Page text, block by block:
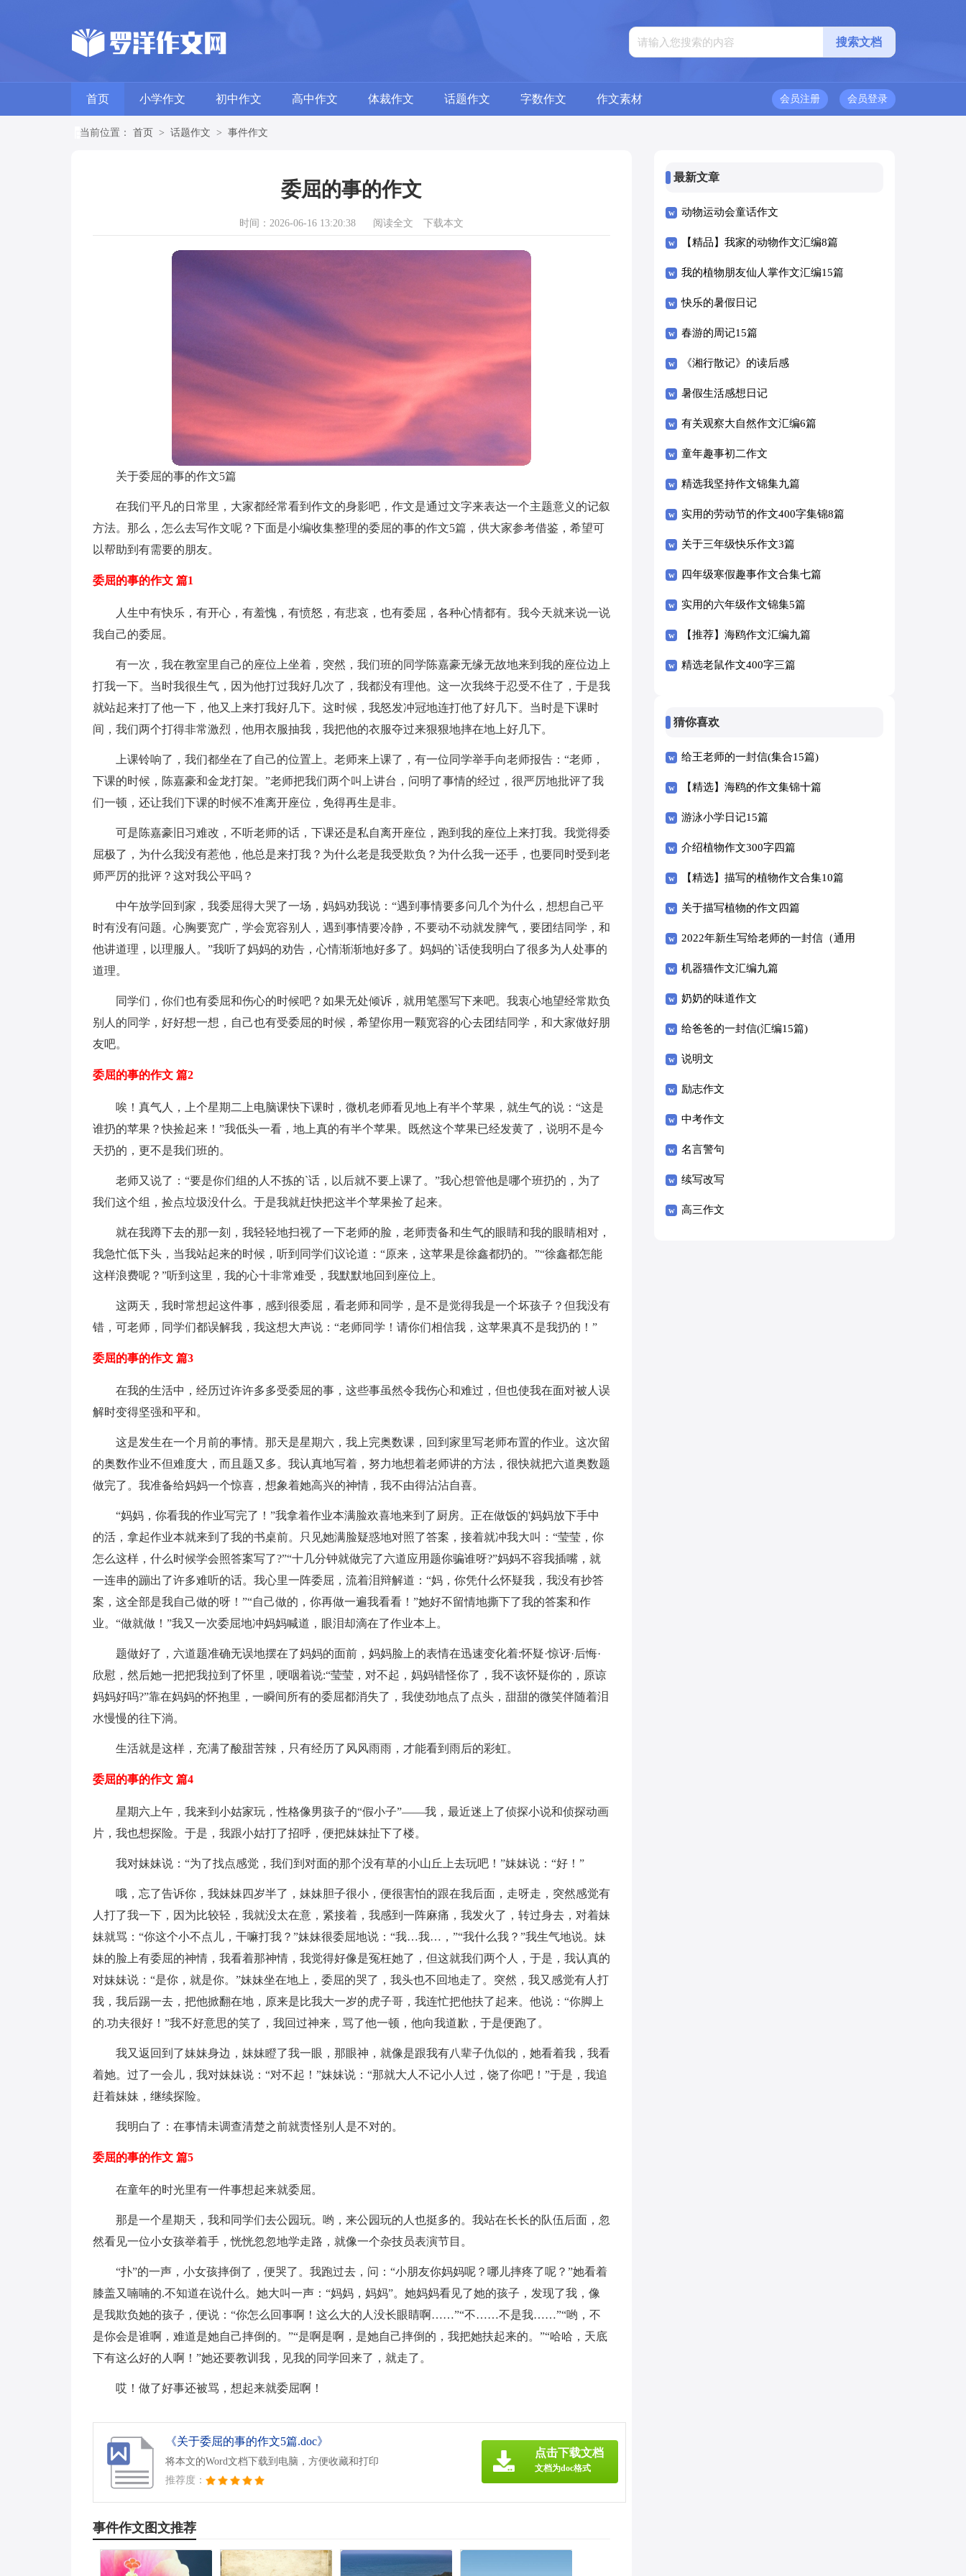
首页 小学作文 初中作文 高中作文 体裁作文 话题作文 字数作文 作文素材 会员登录
会员注册
当前位置： 首页 > 话题作文 > 事件作文
委屈的事的作文
时间：2026-06-16 13:20:38 阅读全文 下载本文
关于委屈的事的作文5篇
在我们平凡的日常里，大家都经常看到作文的身影吧，作文是通过文字来表达一个主题意义的记叙
方法。那么，怎么去写作文呢？下面是小编收集整理的委屈的事的作文5篇，供大家参考借鉴，希望可
以帮助到有需要的朋友。
委屈的事的作文 篇1
人生中有快乐，有开心，有羞愧，有愤怒，有悲哀，也有委屈，各种心情都有。我今天就来说一说
我自己的委屈。
有一次，我在教室里自己的座位上坐着，突然，我们班的同学陈嘉豪无缘无故地来到我的座位边上
打我一下。当时我很生气，因为他打过我好几次了，我都没有理他。这一次我终于忍受不住了，于是我
就站起来打了他一下，他又上来打我好几下。这时候，我怒发冲冠地连打他了好几下。当时是下课时
间，我们两个打得非常激烈，他用衣服抽我，我把他的衣服夺过来狠狠地摔在地上好几下。
上课铃响了，我们都坐在了自己的位置上。老师来上课了，有一位同学举手向老师报告：“老师，
下课的时候，陈嘉豪和金龙打架。”老师把我们两个叫上讲台，问明了事情的经过，很严厉地批评了我
们一顿，还让我们下课的时候不准离开座位，免得再生是非。
可是陈嘉豪旧习难改，不听老师的话，下课还是私自离开座位，跑到我的座位上来打我。我觉得委
屈极了，为什么我没有惹他，他总是来打我？为什么老是我受欺负？为什么我一还手，也要同时受到老
师严厉的批评？这对我公平吗？
中午放学回到家，我委屈得大哭了一场，妈妈劝我说：“遇到事情要多问几个为什么，想想自己平
时有没有问题。心胸要宽广，学会宽容别人，遇到事情要冷静，不要动不动就发脾气，要团结同学，和
他讲道理，以理服人。”我听了妈妈的劝告，心情渐渐地好多了。妈妈的`话使我明白了很多为人处事的
道理。
同学们，你们也有委屈和伤心的时候吧？如果无处倾诉，就用笔墨写下来吧。我衷心地望经常欺负
别人的同学，好好想一想，自己也有受委屈的时候，希望你用一颗宽容的心去团结同学，和大家做好朋
友吧。
委屈的事的作文 篇2
唉！真气人，上个星期二上电脑课快下课时，微机老师看见地上有半个苹果，就生气的说：“这是
谁扔的苹果？快捡起来！”我低头一看，地上真的有半个苹果。既然这个苹果已经发黄了，说明不是今
天扔的，更不是我们班的。
老师又说了：“要是你们组的人不拣的`话，以后就不要上课了。”我心想管他是哪个班扔的，为了
我们这个组，捡点垃圾没什么。于是我就赶快把这半个苹果捡了起来。
就在我蹲下去的那一刻，我轻轻地扫视了一下老师的脸，老师责备和生气的眼睛和我的眼睛相对，
我急忙低下头，当我站起来的时候，听到同学们议论道：“原来，这苹果是徐鑫都扔的。”“徐鑫都怎能
这样浪费呢？”听到这里，我的心十非常难受，我默默地回到座位上。
这两天，我时常想起这件事，感到很委屈，看老师和同学，是不是觉得我是一个坏孩子？但我没有
错，可老师，同学们都误解我，我这想大声说：“老师同学！请你们相信我，这苹果真不是我扔的！”
委屈的事的作文 篇3
在我的生活中，经历过许许多多受委屈的事，这些事虽然令我伤心和难过，但也使我在面对被人误
解时变得坚强和平和。
这是发生在一个月前的事情。那天是星期六，我上完奥数课，回到家里写老师布置的作业。这次留
的奥数作业不但难度大，而且题又多。我认真地写着，努力地想着老师讲的方法，很快就把六道奥数题
做完了。我准备给妈妈一个惊喜，想象着她高兴的神情，我不由得沾沾自喜。
“妈妈，你看我的作业写完了！”我拿着作业本满脸欢喜地来到了厨房。正在做饭的'妈妈放下手中
的活，拿起作业本就来到了我的书桌前。只见她满脸疑惑地对照了答案，接着就冲我大叫：“莹莹，你
怎么这样，什么时候学会照答案写了?”“十几分钟就做完了六道应用题你骗谁呀?”妈妈不容我插嘴，就
一连串的蹦出了许多难听的话。我心里一阵委屈，流着泪辩解道：“妈，你凭什么怀疑我，我没有抄答
案，这全部是我自己做的呀！”“自己做的，你再做一遍我看看！”她好不留情地撕下了我的答案和作
业。“做就做！”我又一次委屈地冲妈妈喊道，眼泪却滴在了作业本上。
题做好了，六道题准确无误地摆在了妈妈的面前，妈妈脸上的表情在迅速变化着:怀疑·惊讶·后悔·
欣慰，然后她一把把我拉到了怀里，哽咽着说:“莹莹，对不起，妈妈错怪你了，我不该怀疑你的，原谅
妈妈好吗?”靠在妈妈的怀抱里，一瞬间所有的委屈都消失了，我使劲地点了点头，甜甜的微笑伴随着泪
水慢慢的往下淌。
生活就是这样，充满了酸甜苦辣，只有经历了风风雨雨，才能看到雨后的彩虹。
委屈的事的作文 篇4
星期六上午，我来到小姑家玩，性格像男孩子的“假小子”——我，最近迷上了侦探小说和侦探动画
片，我也想探险。于是，我跟小姑打了招呼，便把妹妹扯下了楼。
我对妹妹说：“为了找点感觉，我们到对面的那个没有草的小山丘上去玩吧！”妹妹说：“好！”
哦，忘了告诉你，我妹妹四岁半了，妹妹胆子很小，便很害怕的跟在我后面，走呀走，突然感觉有
人打了我一下，因为比较轻，我就没太在意，紧接着，我感到一阵麻痛，我发火了，转过身去，对着妹
妹就骂：“你这个小不点儿，干嘛打我？”妹妹很委屈地说：“我…我…，”“我什么我？”我生气地说。妹
妹的脸上有委屈的神情，我看着那神情，我觉得好像是冤枉她了，但这就我们两个人，于是，我认真的
对妹妹说：“是你，就是你。”妹妹坐在地上，委屈的哭了，我头也不回地走了。突然，我又感觉有人打
我，我后踢一去，把他掀翻在地，原来是比我大一岁的虎子哥，我连忙把他扶了起来。他说：“你脚上
的.功夫很好！”我不好意思的笑了，我回过神来，骂了他一顿，他向我道歉，于是便跑了。
我又返回到了妹妹身边，妹妹瞪了我一眼，那眼神，就像是跟我有八辈子仇似的，她看着我，我看
着她。过了一会儿，我对妹妹说：“对不起！”妹妹说：“那就大人不记小人过，饶了你吧！”于是，我追
赶着妹妹，继续探险。
我明白了：在事情未调查清楚之前就责怪别人是不对的。
委屈的事的作文 篇5
在童年的时光里有一件事想起来就委屈。
那是一个星期天，我和同学们去公园玩。哟，来公园玩的人也挺多的。我站在长长的队伍后面，忽
然看见一位小女孩举着手，恍恍忽忽地学走路，就像一个杂技员表演节目。
“扑”的一声，小女孩摔倒了，便哭了。我跑过去，问：“小朋友你妈妈呢？哪儿摔疼了呢？”她看着
膝盖又喃喃的.不知道在说什么。她大叫一声：“妈妈，妈妈”。她妈妈看见了她的孩子，发现了我，像
是我欺负她的孩子，便说：“你怎么回事啊！这么大的人没长眼睛啊……”“不……不是我……”“哟，不
是你会是谁啊，难道是她自己摔倒的。”“是啊是啊，是她自己摔倒的，我把她扶起来的。”“哈哈，天底
下有这么好的人啊！”她还要教训我，见我的同学回来了，就走了。
哎！做了好事还被骂，想起来就委屈啊！
《关于委屈的事的作文5篇.doc》
将本文的Word文档下载到电脑，方便收藏和打印
推荐度：
点击下载文档
文档为doc格式
事件作文图文推荐
最新文章
动物运动会童话作文
【精品】我家的动物作文汇编8篇
我的植物朋友仙人掌作文汇编15篇
快乐的暑假日记
春游的周记15篇
《湘行散记》的读后感
暑假生活感想日记
有关观察大自然作文汇编6篇
童年趣事初二作文
精选我坚持作文锦集九篇
实用的劳动节的作文400字集锦8篇
关于三年级快乐作文3篇
四年级寒假趣事作文合集七篇
实用的六年级作文锦集5篇
【推荐】海鸥作文汇编九篇
精选老鼠作文400字三篇
猜你喜欢
给王老师的一封信(集合15篇)
【精选】海鸥的作文集锦十篇
游泳小学日记15篇
介绍植物作文300字四篇
【精选】描写的植物作文合集10篇
关于描写植物的作文四篇
2022年新生写给老师的一封信（通用
8篇）
机器猫作文汇编九篇
奶奶的味道作文
给爸爸的一封信(汇编15篇)
说明文
励志作文
中考作文
名言警句
续写改写
高三作文